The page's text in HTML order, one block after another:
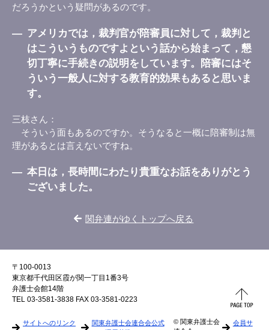
〒100-0013
東京都千代田区霞が関一丁目1番3号
弁護士会館14階
TEL 03-3581-3838 FAX 03-3581-0223
サイトへのリンク
関東弁護士会連合会公式
© 関東弁護士会
会員サ
だろうかという疑問があるのです。
― アメリカでは，裁判官が陪審員に対して，裁判と
はこういうものですよという話から始まって，懇
切丁寧に手続きの説明をしています。陪審にはそ
ういう一般人に対する教育的効果もあると思いま
す。
三枝さん
そういう面もあるのですか。そうなると一概に陪審制は無
理があるとは言えないですね。
― 本日は，長時間にわたり貴重なお話をありがとう
ございました。
関弁連がゆくトップへ戻る